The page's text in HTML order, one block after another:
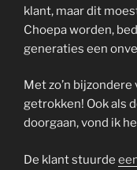
klant, maar dit
Choepa worden,
generaties een
Met zo’n
getrokken! Ook als
doorgaan, vond ik
De klant stuurde